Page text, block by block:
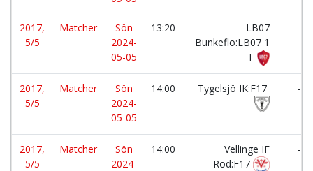
2017,
5/5
Matcher
Sön
2024-
05-05
13:20
LB07
Bunkeflo:LB07 1
F
-
2017,
5/5
Matcher
Sön
2024-
05-05
14:00 Tygelsjö IK:F17 -
2017,
5/5
Matcher
Sön
2024-
14:00
Vellinge IF
Röd:F17
-